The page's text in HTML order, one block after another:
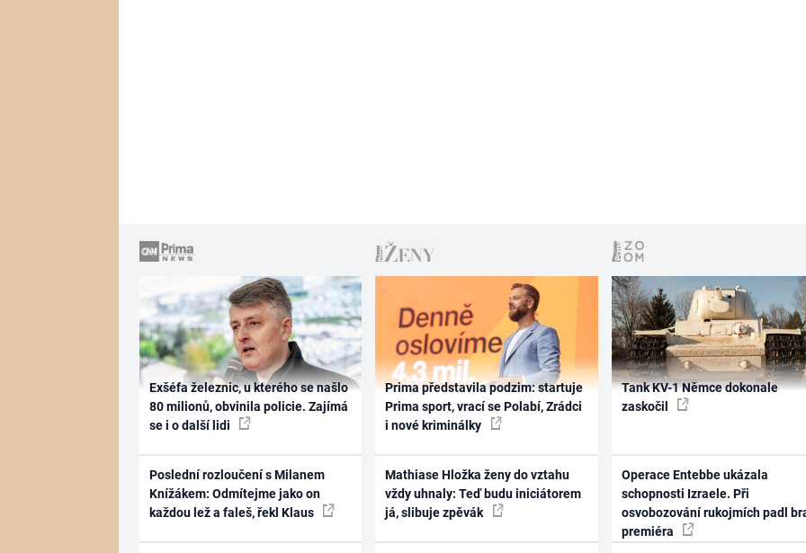
Exšéfa železnic, u kterého se našlo
80 milionů, obvinila policie. Zajímá
se i o další lidi
Poslední rozloučení s Milanem
Knížákem: Odmítejme jako on
každou lež a faleš, řekl Klaus
Prima představila podzim: startuje
Prima sport, vrací se Polabí, Zrádci
i nové kriminálky
Mathiase Hložka ženy do vztahu
vždy uhnaly: Teď budu iniciátorem
já, slibuje zpěvák
Tank KV-1 Němce dokonale
zaskočil
Operace Entebbe ukázala
schopnosti Izraele. Při
osvobozování rukojmích padl
premiéra